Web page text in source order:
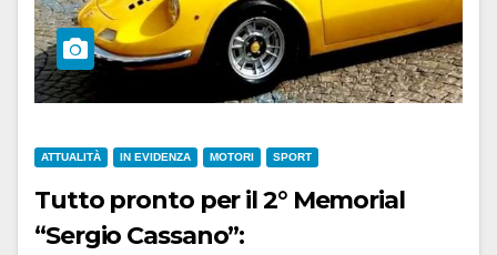
ATTUALITÀ IN EVIDENZA MOTORI SPORT
Tutto pronto per il 2° Memorial
“Sergio Cassano”: